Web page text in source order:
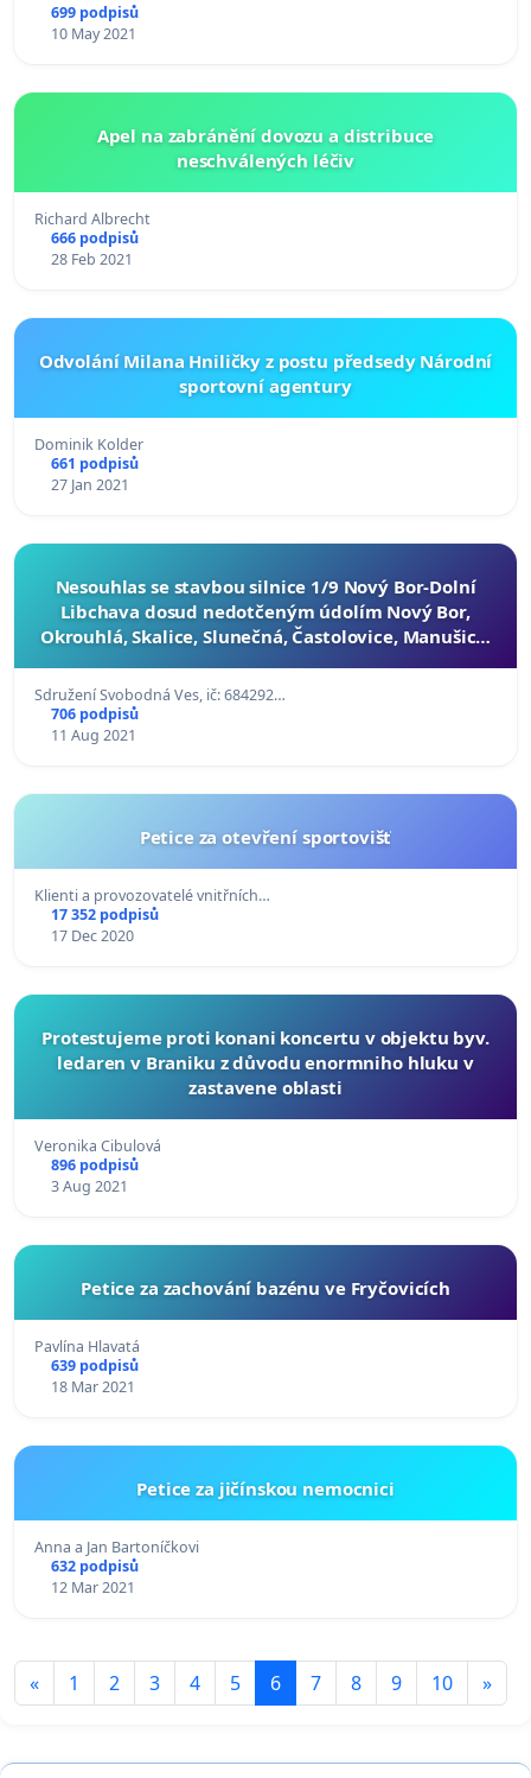
699 podpisů
10 May 2021
Apel na zabránění dovozu a distribuce
neschválených léčiv
Richard Albrecht
666 podpisů
28 Feb 2021
Odvolání Milana Hniličky z postu předsedy Národní
sportovní agentury
Dominik Kolder
661 podpisů
27 Jan 2021
Nesouhlas se stavbou silnice 1/9 Nový Bor-Dolní
Libchava dosud nedotčeným údolím Nový Bor,
Okrouhlá, Skalice, Slunečná, Častolovice, Manušice,
Sdružení Svobodná Ves, ič: 684292…
706 podpisů
11 Aug 2021
Petice za otevření sportovišť
Klienti a provozovatelé vnitřních…
17 352 podpisů
17 Dec 2020
Protestujeme proti konani koncertu v objektu byv.
ledaren v Braniku z důvodu enormniho hluku v
zastavene oblasti
Veronika Cibulová
896 podpisů
3 Aug 2021
Petice za zachování bazénu ve Fryčovicích
Pavlína Hlavatá
639 podpisů
18 Mar 2021
Petice za jičínskou nemocnici
Anna a Jan Bartoníčkovi
632 podpisů
12 Mar 2021
« 1 2 3 4 5 6 7 8 9 10 »